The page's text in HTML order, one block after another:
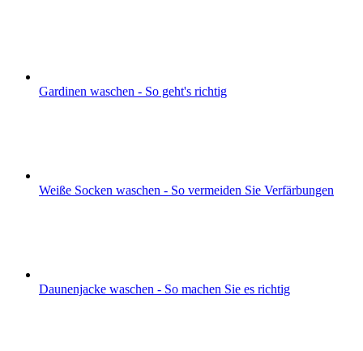
Gardinen waschen - So geht's richtig
Weiße Socken waschen - So vermeiden Sie Verfärbungen
Daunenjacke waschen - So machen Sie es richtig